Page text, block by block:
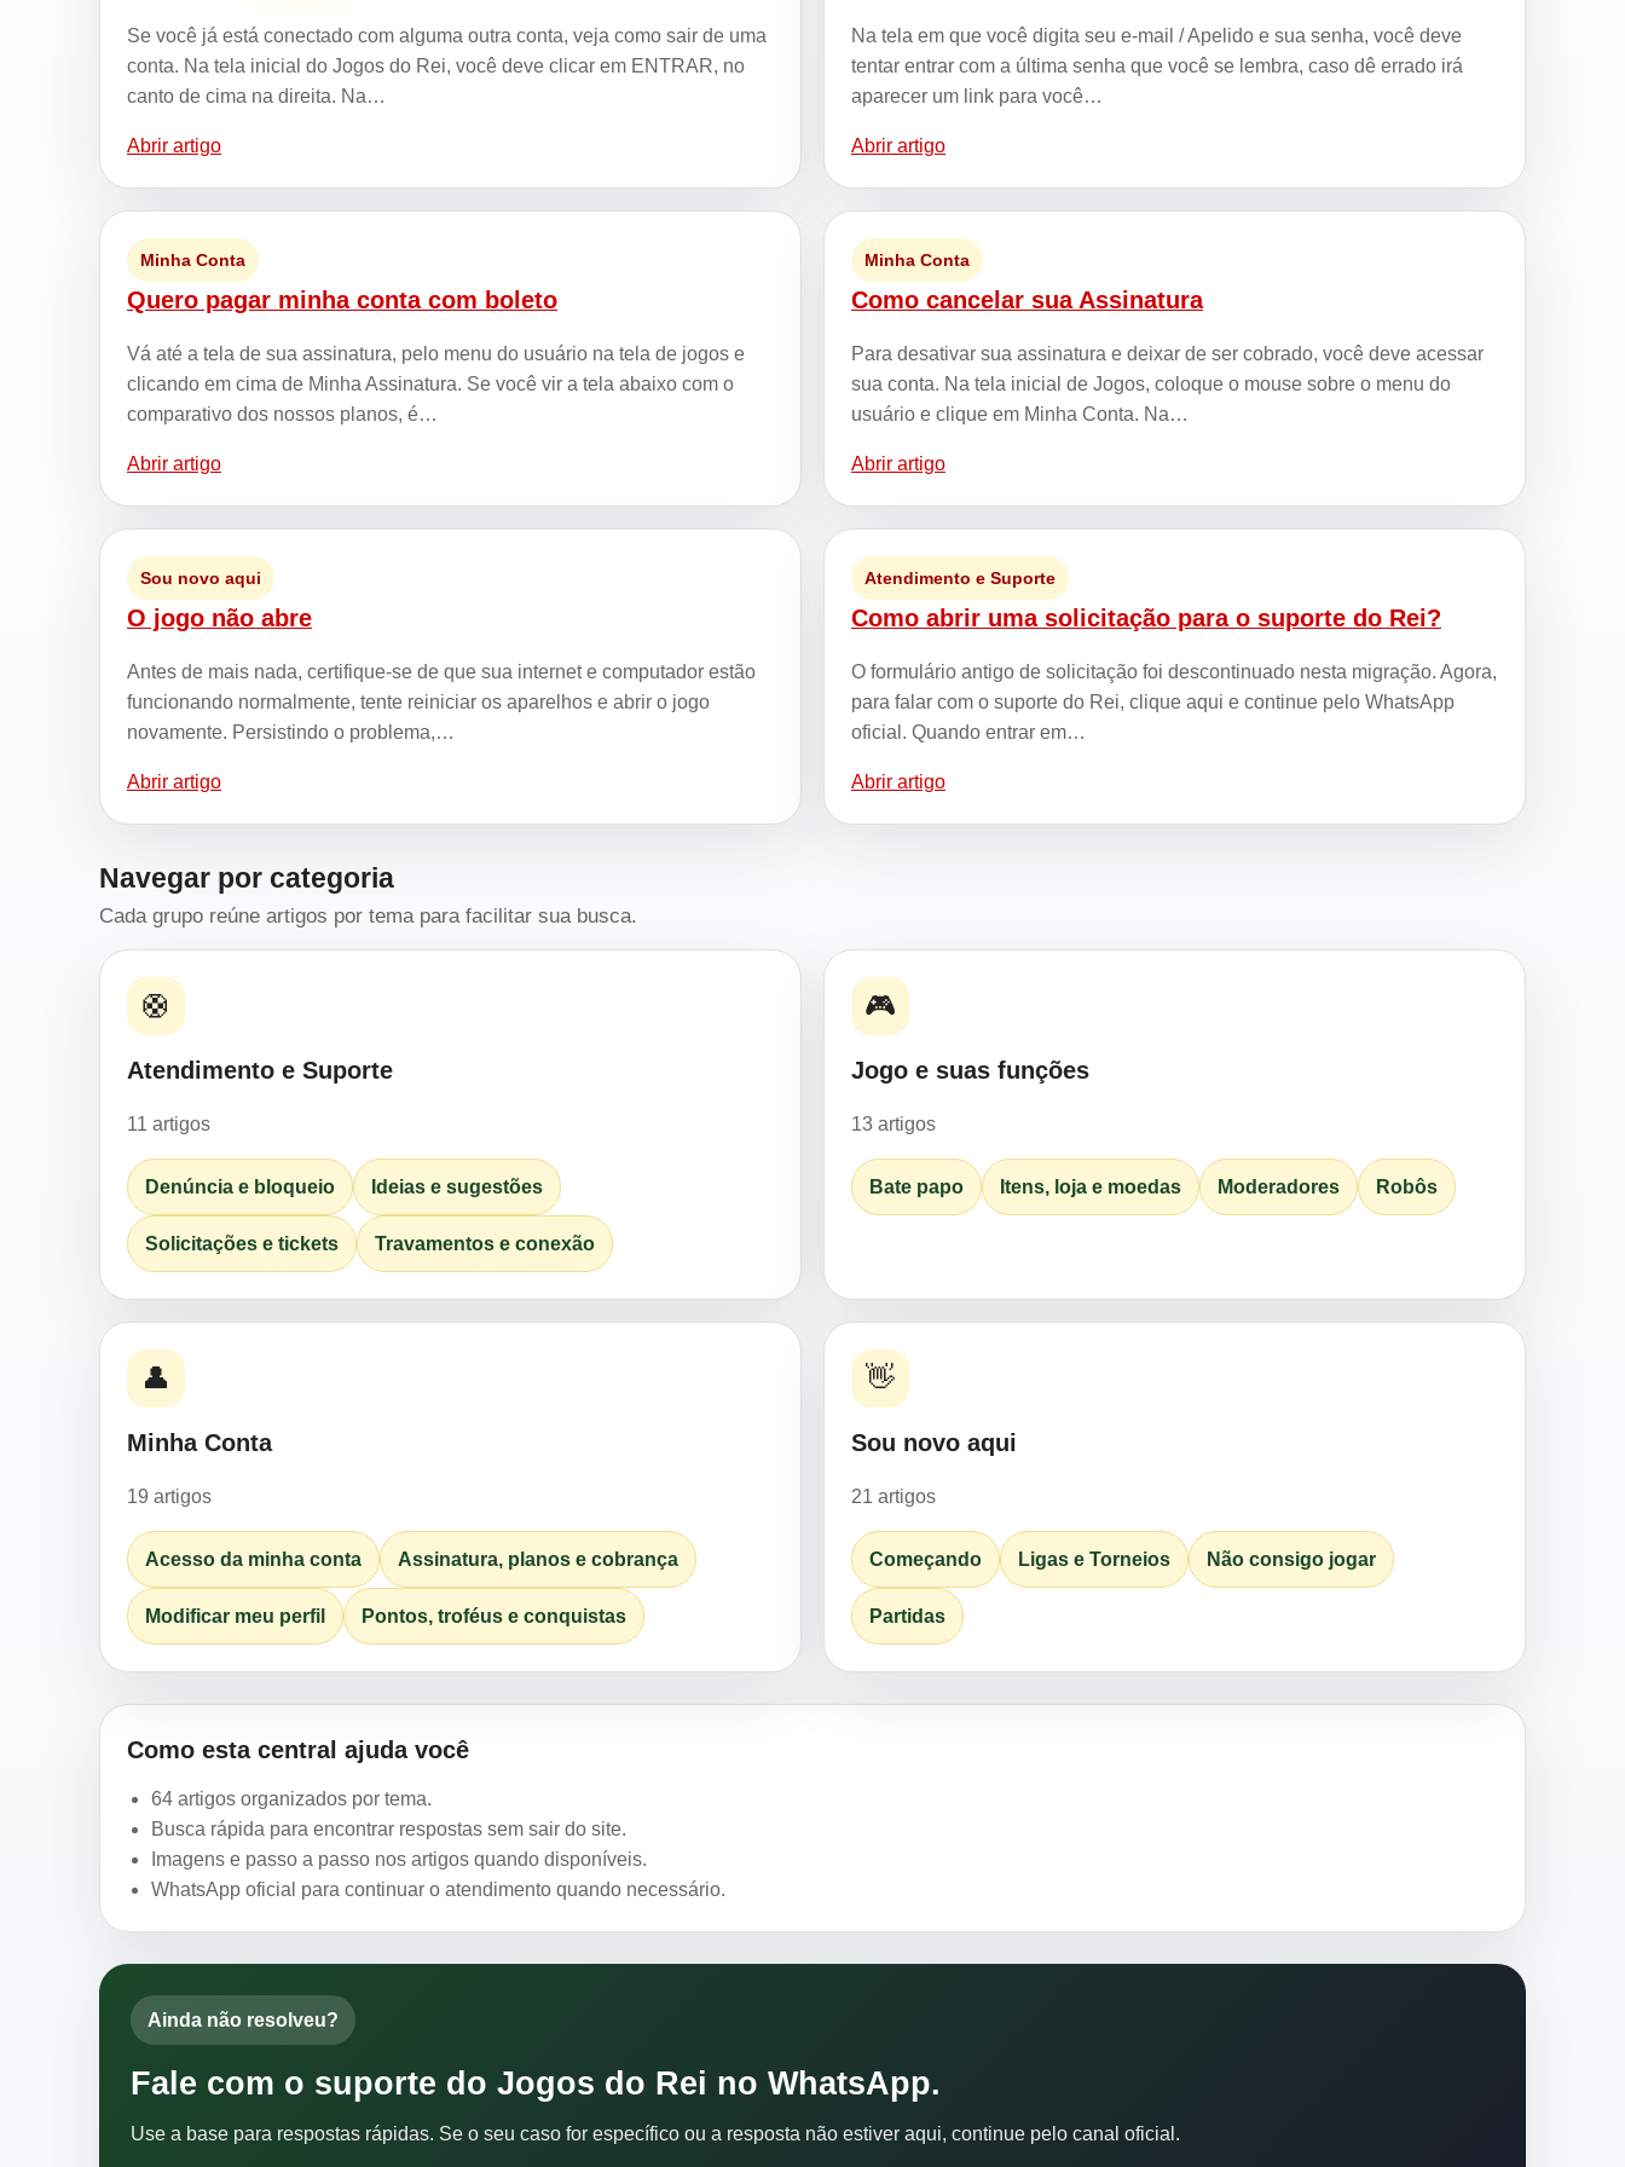
Se você já está conectado com alguma outra conta, veja como sair de uma
conta. Na tela inicial do Jogos do Rei, você deve clicar em ENTRAR, no
canto de cima na direita. Na…
Abrir artigo
Na tela em que você digita seu e-mail / Apelido e sua senha, você deve
tentar entrar com a última senha que você se lembra, caso dê errado irá
aparecer um link para você…
Abrir artigo
Minha Conta
Quero pagar minha conta com boleto
Vá até a tela de sua assinatura, pelo menu do usuário na tela de jogos e
clicando em cima de Minha Assinatura. Se você vir a tela abaixo com o
comparativo dos nossos planos, é…
Abrir artigo
Minha Conta
Como cancelar sua Assinatura
Para desativar sua assinatura e deixar de ser cobrado, você deve acessar
sua conta. Na tela inicial de Jogos, coloque o mouse sobre o menu do
usuário e clique em Minha Conta. Na…
Abrir artigo
Sou novo aqui
O jogo não abre
Antes de mais nada, certifique-se de que sua internet e computador estão
funcionando normalmente, tente reiniciar os aparelhos e abrir o jogo
novamente. Persistindo o problema,…
Abrir artigo
Atendimento e Suporte
Como abrir uma solicitação para o suporte do Rei?
O formulário antigo de solicitação foi descontinuado nesta migração. Agora,
para falar com o suporte do Rei, clique aqui e continue pelo WhatsApp
oficial. Quando entrar em…
Abrir artigo
Navegar por categoria
Cada grupo reúne artigos por tema para facilitar sua busca.
🛟
Atendimento e Suporte
11 artigos
Denúncia e bloqueio Ideias e sugestões
Solicitações e tickets Travamentos e conexão
🎮
Jogo e suas funções
13 artigos
Bate papo Itens, loja e moedas Moderadores Robôs
👤
Minha Conta
19 artigos
Acesso da minha conta Assinatura, planos e cobrança
Modificar meu perfil Pontos, troféus e conquistas
👋
Sou novo aqui
21 artigos
Começando Ligas e Torneios Não consigo jogar
Partidas
Como esta central ajuda você
64 artigos organizados por tema.
Busca rápida para encontrar respostas sem sair do site.
Imagens e passo a passo nos artigos quando disponíveis.
WhatsApp oficial para continuar o atendimento quando necessário.
Ainda não resolveu?
Fale com o suporte do Jogos do Rei no WhatsApp.
Use a base para respostas rápidas. Se o seu caso for específico ou a resposta não estiver aqui, continue pelo canal oficial.